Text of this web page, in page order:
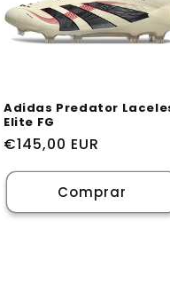
Adidas Predator
Elite FG
Preço
normal
€145,00 EUR
Comprar